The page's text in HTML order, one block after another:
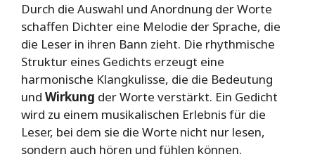
Durch die Auswahl und Anordnung der Worte
schaffen Dichter eine Melodie der Sprache, die
die Leser in ihren Bann zieht. Die rhythmische
Struktur eines Gedichts erzeugt eine
harmonische Klangkulisse, die die Bedeutung
und Wirkung der Worte verstärkt. Ein Gedicht
wird zu einem musikalischen Erlebnis für die
Leser, bei dem sie die Worte nicht nur lesen,
sondern auch hören und fühlen können.